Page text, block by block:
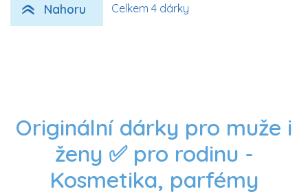
Nahoru Celkem 4 dárky
Originální dárky pro muže i
ženy ✅ pro rodinu -
Kosmetika, parfémy